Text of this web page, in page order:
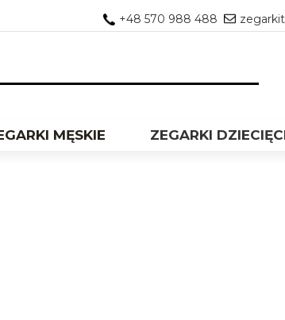
+48 570 988 488
MĘSKIE ZEGARKI